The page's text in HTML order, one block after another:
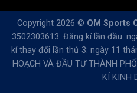
Copyright 2026 © QM Sports
3502303613. Đăng kí lần đầu:
kí thay đổi lần thứ 3: ngày 11
HOẠCH VÀ ĐẦU TƯ THÀNH
KÍ KINH